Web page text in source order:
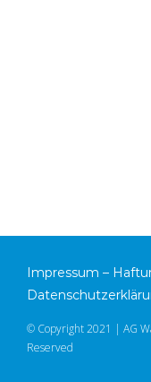
Impressum –
© Copyright 2021 | AG
Reserved